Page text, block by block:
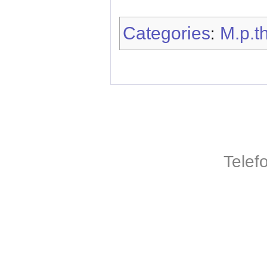
Categories: